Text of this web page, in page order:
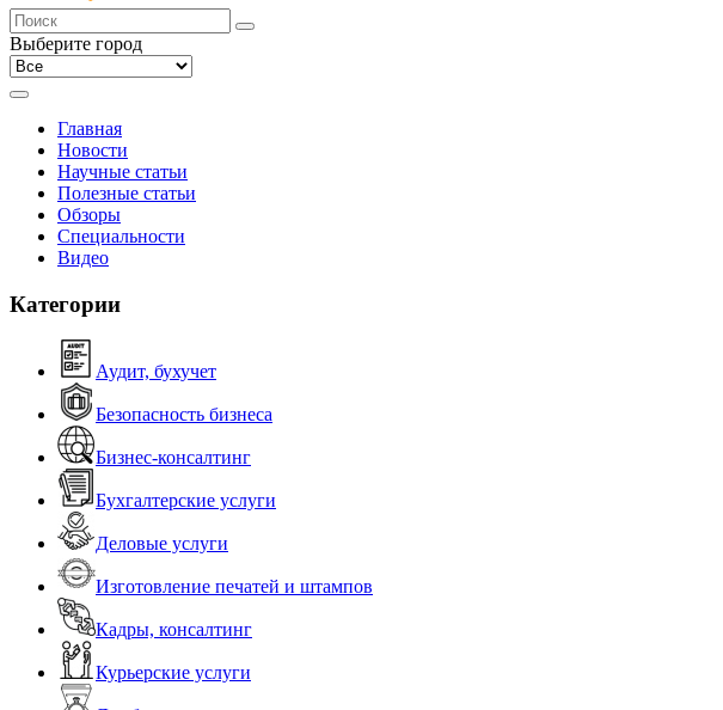
Выберите город
Главная
Новости
Научные статьи
Полезные статьи
Обзоры
Специальности
Видео
Категории
Аудит, бухучет
Безопасность бизнеса
Бизнес-консалтинг
Бухгалтерские услуги
Деловые услуги
Изготовление печатей и штампов
Кадры, консалтинг
Курьерские услуги